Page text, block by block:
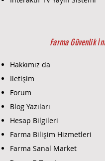
Farma Güvenlik
Hakkımız da
İletişim
Forum
Blog Yazıları
Hesap Bilgileri
Farma Bilişim Hizmetleri
Farma Sanal Market